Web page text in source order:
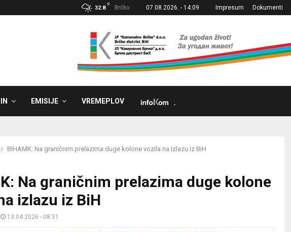
32.8
C
Brčko 07.08.2026. - 14:09 Impresum Dokumenti
EMISIJE VREMEPLOV
BIHAMK: Na graničnim prelazima duge kolone vozila na izlazu iz BiH
Na graničnim prelazima duge kolone
izlazu iz BiH
13.04.2026 - 08:51